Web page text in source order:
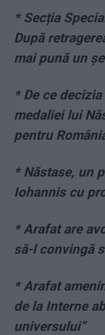
* Secția
După
mai pună un
* De ce
medaliei lui
pentru
* Năstase, un
Iohannis cu
* Arafat are
să-l convingă
* Arafat
de la Interne
universului”